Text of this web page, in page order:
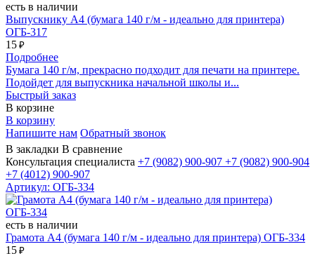
есть в наличии
Выпускнику А4 (бумага 140 г/м - идеально для принтера)
ОГБ-317
15 ₽
Подробнее
Бумага 140 г/м, прекрасно подходит для печати на принтере.
Подойдет для выпускника начальной школы и...
Быстрый заказ
В корзине
В корзину
Напишите нам Обратный звонок
В закладки В сравнение
Консультация специалиста +7 (9082) 900-907 +7 (9082) 900-904
+7 (4012) 900-907
Артикул: ОГБ-334
есть в наличии
Грамота А4 (бумага 140 г/м - идеально для принтера) ОГБ-334
15 ₽